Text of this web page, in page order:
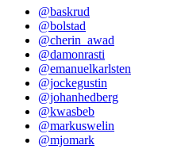
@baskrud
@bolstad
@cherin_awad
@damonrasti
@emanuelkarlsten
@jockegustin
@johanhedberg
@kwasbeb
@markuswelin
@mjomark